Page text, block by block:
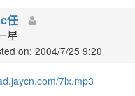
任
on: 2004/7/25 9:20
7lx.mp3